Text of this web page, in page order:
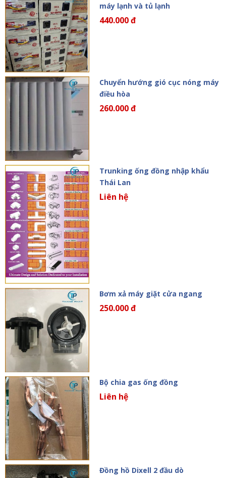
máy lạnh và tủ lạnh
440.000 đ
Chuyển hướng gió cục nóng máy
điều hòa
260.000 đ
Trunking ống đồng nhập khẩu
Thái Lan
Liên hệ
Bơm xả máy giặt cửa ngang
250.000 đ
Bộ chia gas ống đồng
Liên hệ
Đồng hồ Dixell 2 đầu dò